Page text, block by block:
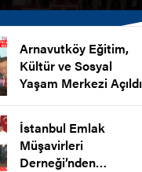
Arnavutköy Eğitim,
Kültür ve Sosyal
Yaşam Merkezi Açıldı
İstanbul Emlak
Müşavirleri
Derneği’nden